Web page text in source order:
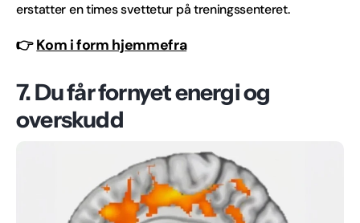
erstatter en times svettetur på treningssenteret.
👉Kom i form hjemmefra
7. Du får fornyet energi og
overskudd